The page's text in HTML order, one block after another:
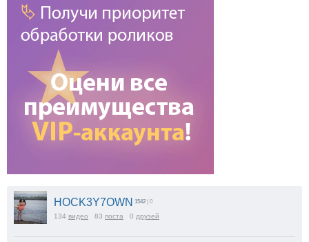
HOCK3Y7OWN 1542 | 0
134 видео 83 поста 0 друзей